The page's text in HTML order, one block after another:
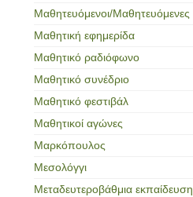
Μαθητευόμενοι/Μαθητευόμενες
Μαθητική εφημερίδα
Μαθητικό ραδιόφωνο
Μαθητικό συνέδριο
Μαθητικό φεστιβάλ
Μαθητικοί αγώνες
Μαρκόπουλος
Μεσολόγγι
Μεταδευτεροβάθμια εκπαίδευση